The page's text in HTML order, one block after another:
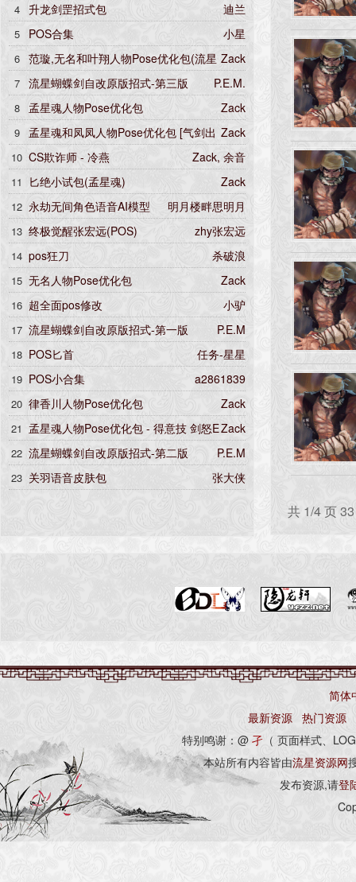
共 1/4 页
4 迪兰
升龙剑罡招式包
5 小星
POS合集
6 Zack
范璇,无名和叶翔人物Pose优化包(流星
蝴蝶剑.net 9.07.16 版本)
7 P.E.M.
流星蝴蝶剑自改原版招式-第三版
8 Zack
孟星魂人物Pose优化包
9 Zack
孟星魂和凤凤人物Pose优化包 [气剑出
鞘Lv.2]
10 Zack, 余音
CS欺诈师 - 冷燕
11 Zack
匕绝小试包(孟星魂)
12 明月楼畔思明月
永劫无间角色语音AI模型
13 zhy张宏远
终极觉醒张宏远(POS)
14 杀破浪
pos狂刀
15 Zack
无名人物Pose优化包
16 小驴
超全面pos修改
17 P.E.M
流星蝴蝶剑自改原版招式-第一版
18 任务-星星
POS匕首
19 a2861839
POS小合集
20 Zack
律香川人物Pose优化包
21 Zack
孟星魂人物Pose优化包 - 得意技 剑怒E
X [气剑出鞘]
22 P.E.M
流星蝴蝶剑自改原版招式-第二版
23 张大侠
关羽语音皮肤包
简体
最新资源 热门资源
特别鸣谢：@ 孑 （ 页面样式、
本站所有内容皆由流星资源网
发布资源,请登